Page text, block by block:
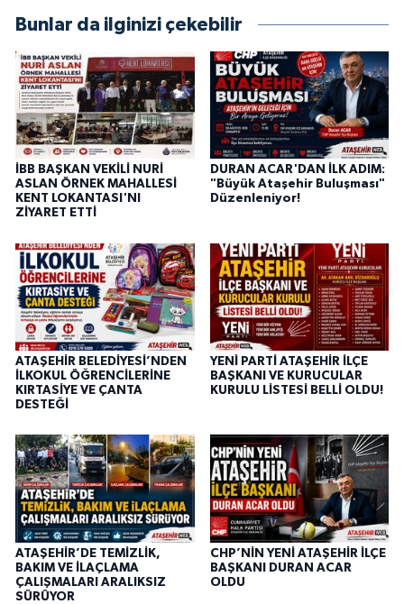
Bunlar da ilginizi çekebilir
İBB BAŞKAN VEKİLİ NURİ
ASLAN ÖRNEK MAHALLESİ
KENT LOKANTASI'NI
ZİYARET ETTİ
DURAN ACAR'DAN İLK ADIM:
"Büyük Ataşehir Buluşması"
Düzenleniyor!
ATAŞEHİR BELEDİYESİ’NDEN
İLKOKUL ÖĞRENCİLERİNE
KIRTASİYE VE ÇANTA
DESTEĞİ
YENİ PARTİ ATAŞEHİR İLÇE
BAŞKANI VE KURUCULAR
KURULU LİSTESİ BELLİ OLDU!
ATAŞEHİR’DE TEMİZLİK,
BAKIM VE İLAÇLAMA
ÇALIŞMALARI ARALIKSIZ
SÜRÜYOR
CHP’NİN YENİ ATAŞEHİR İLÇE
BAŞKANI DURAN ACAR
OLDU